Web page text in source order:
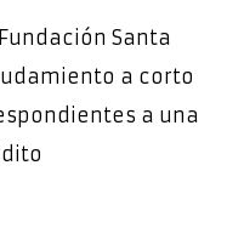
Santa
a corto
a una